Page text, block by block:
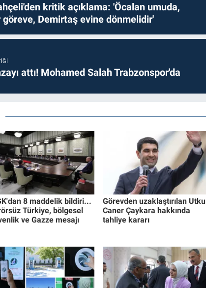
kritik açıklama: 'Öcalan umuda,
Demirtaş evine dönmelidir'
attı! Mohamed Salah Trabzonspor'da
8 maddelik bildiri...
Türkiye, bölgesel
ve Gazze mesajı
Görevden uzaklaştırılan Utku
Caner Çaykara hakkında
tahliye kararı